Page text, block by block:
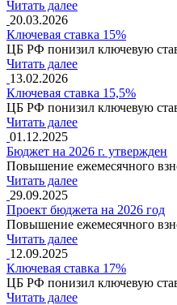
Читать далее
20.03.2026
Ключевая ставка 15%
ЦБ РФ понизил ключевую
Читать далее
13.02.2026
Ключевая ставка 15,5%
ЦБ РФ понизил ключевую
Читать далее
01.12.2025
Бюджет на 2026 г. утвержден
Повышение ежемесячного
Читать далее
29.09.2025
Проект бюджета на 2026 год
Повышение ежемесячного
Читать далее
12.09.2025
Ключевая ставка 17%
ЦБ РФ понизил ключевую
Читать далее